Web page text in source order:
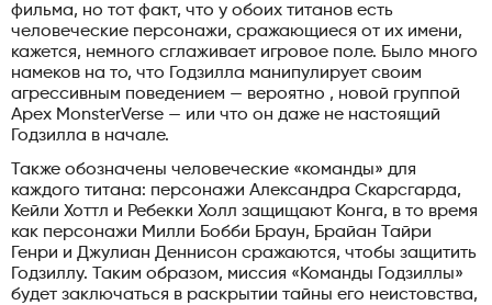
фильма, но тот факт, что у обоих титанов есть
человеческие персонажи, сражающиеся от их имени,
кажется, немного сглаживает игровое поле. Было много
намеков на то, что Годзилла манипулирует своим
агрессивным поведением — вероятно , новой группой
Apex MonsterVerse — или что он даже не настоящий
Годзилла в начале.
Также обозначены человеческие «команды» для
каждого титана: персонажи Александра Скарсгарда,
Кейли Хоттл и Ребекки Холл защищают Конга, в то время
как персонажи Милли Бобби Браун, Брайан Тайри
Генри и Джулиан Деннисон сражаются, чтобы защитить
Годзиллу. Таким образом, миссия «Команды Годзиллы»
будет заключаться в раскрытии тайны его неистовства,